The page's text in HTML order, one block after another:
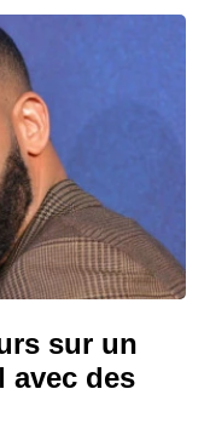
sur un
avec des